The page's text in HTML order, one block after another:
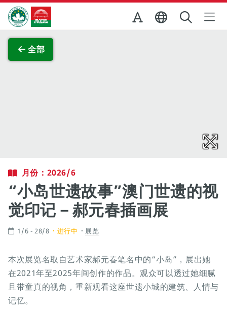
跳至主内容
澳门特别行政区政府旅游局
全部
月份：2026/6
“小岛世遗故事”澳门世遗的视
觉印记－郝元春插画展
1/6 - 28/8 进行中 展览
本次展览名取自艺术家郝元春笔名中的“小岛”，展出她
在2021年至2025年间创作的作品。观众可以透过她细腻
且带童真的视角，重新观看这座世遗小城的建筑、人情与
记忆。